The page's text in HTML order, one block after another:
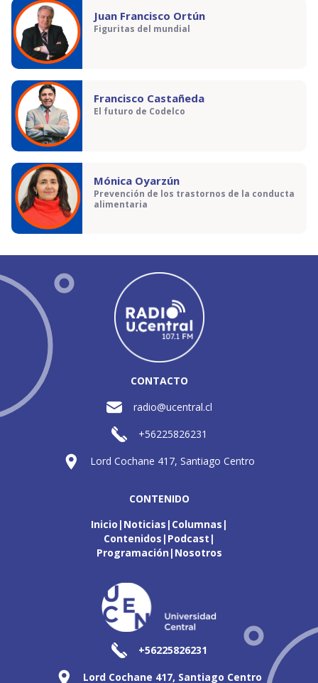
Juan Francisco Ortún
Figuritas del mundial
Francisco Castañeda
El futuro de Codelco
Mónica Oyarzún
Prevención de los trastornos de la conducta
alimentaria
CONTACTO
radio@ucentral.cl
+56225826231
Lord Cochane 417, Santiago Centro
CONTENIDO
Inicio Noticias Columnas
Contenidos Podcast
Programación Nosotros
+56225826231
Lord Cochane 417, Santiago Centro